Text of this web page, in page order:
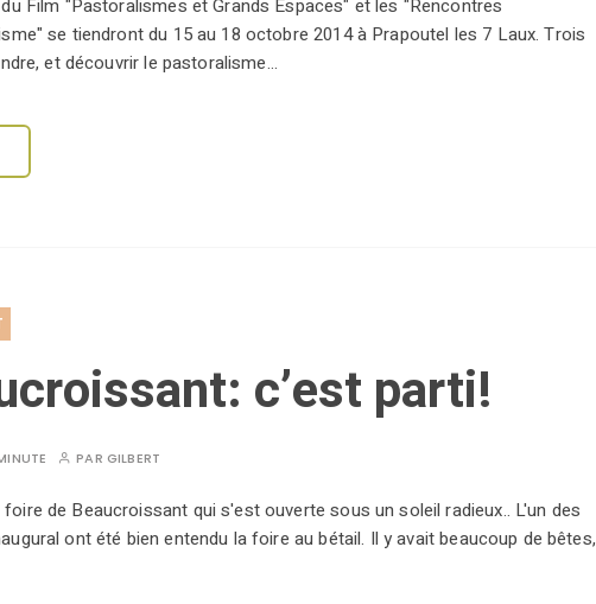
Film "Pastoralismes et Grands Espaces" et les "Rencontres
se tiendront du 15 au 18 octobre 2014 à Prapoutel les 7 Laux. Trois
et découvrir le pastoralisme…
c’est parti!
PAR GILBERT
de Beaucroissant qui s'est ouverte sous un soleil radieux.. L'un des
ont été bien entendu la foire au bétail. Il y avait beaucoup de bêtes,